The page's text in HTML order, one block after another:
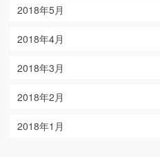
2018年5月
2018年4月
2018年3月
2018年2月
2018年1月